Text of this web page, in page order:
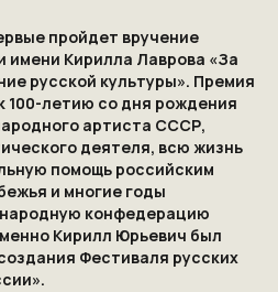
пройдет вручение
Кирилла Лаврова «За
русской культуры». Премия
100-летию со дня рождения
артиста СССР,
деятеля, всю жизнь
помощь российским
и многие годы
конфедерацию
Кирилл Юрьевич был
Фестиваля русских